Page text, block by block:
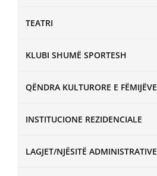
TEATRI
KLUBI SHUMË SPORTESH
QËNDRA KULTURORE E FËMIJËVE
INSTITUCIONE REZIDENCIALE
LAGJET/NJËSITË ADMINISTRATIVE